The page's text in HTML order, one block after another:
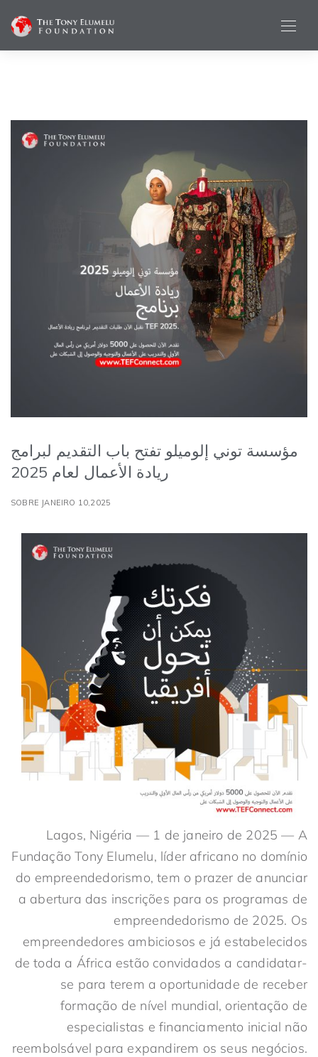
مؤسسة توني إلوميلو تفتح باب التقديم لبرامج
SOBRE JANEIRO 10,2025
Lagos, Nigéria — 1 de janeiro de 2025 — A
Fundação Tony Elumelu, líder africano no domínio
do empreendedorismo, tem o prazer de anunciar
a abertura das inscrições para os programas de
empreendedorismo de 2025. Os
empreendedores ambiciosos e já estabelecidos
de toda a África estão convidados a candidatar-
se para terem a oportunidade de receber
formação de nível mundial, orientação de
especialistas e financiamento inicial não
reembolsável para expandirem os seus negócios.